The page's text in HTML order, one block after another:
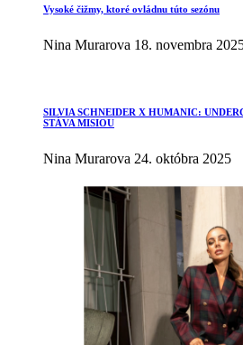
Vysoké čižmy, ktoré ovládnu túto sezónu
Nina Murarova 18. novembra
SILVIA SCHNEIDER X HUMANIC:
STÁVA MISIOU
Nina Murarova 24. októbra 2025